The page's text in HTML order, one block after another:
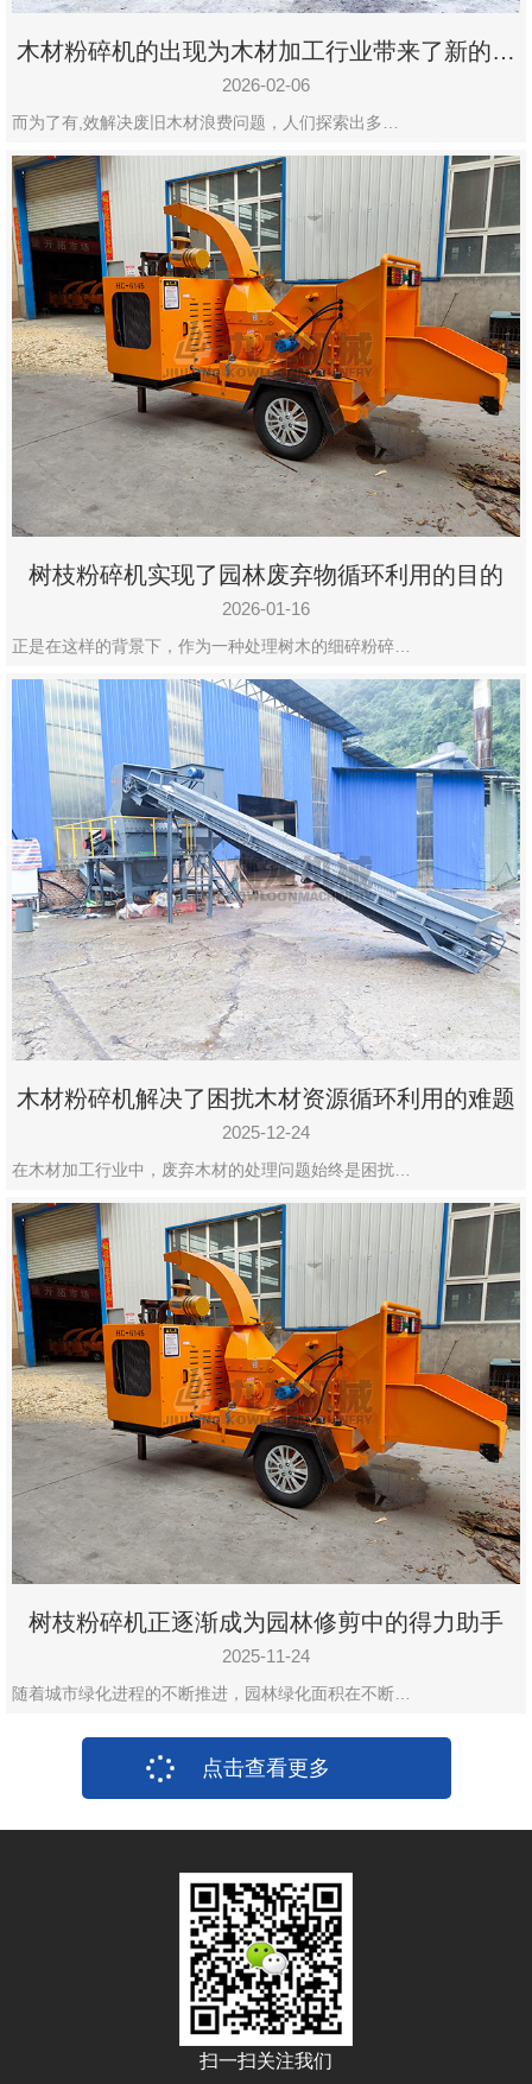
木材粉碎机的出现为木材加工行业带来了新的变
化
2026-02-06
而为了有,效解决废旧木材浪费问题，人们探索出多…
树枝粉碎机实现了园林废弃物循环利用的目的
2026-01-16
正是在这样的背景下，作为一种处理树木的细碎粉碎…
木材粉碎机解决了困扰木材资源循环利用的难题
2025-12-24
在木材加工行业中，废弃木材的处理问题始终是困扰…
树枝粉碎机正逐渐成为园林修剪中的得力助手
2025-11-24
随着城市绿化进程的不断推进，园林绿化面积在不断…
点击查看更多
扫一扫关注我们